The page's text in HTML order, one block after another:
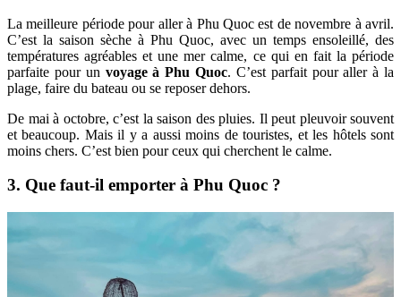
La meilleure période pour aller à Phu Quoc est de novembre à avril.
C’est la saison sèche à Phu Quoc, avec un temps ensoleillé, des
températures agréables et une mer calme, ce qui en fait la période
parfaite pour un voyage à Phu Quoc. C’est parfait pour aller à la
plage, faire du bateau ou se reposer dehors.
De mai à octobre, c’est la saison des pluies. Il peut pleuvoir souvent
et beaucoup. Mais il y a aussi moins de touristes, et les hôtels sont
moins chers. C’est bien pour ceux qui cherchent le calme.
3. Que faut-il emporter à Phu Quoc ?